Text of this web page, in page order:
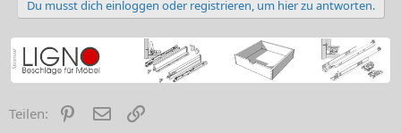
Du musst dich einloggen oder registrieren, um hier zu antworten.
Teilen: PinterestE-Mail